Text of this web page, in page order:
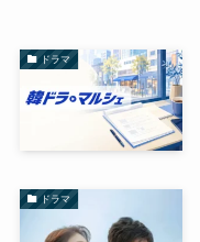
ドラマ
ドラマ